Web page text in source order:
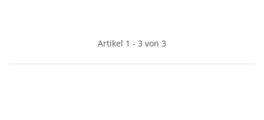
Artikel 1 - 3 von 3